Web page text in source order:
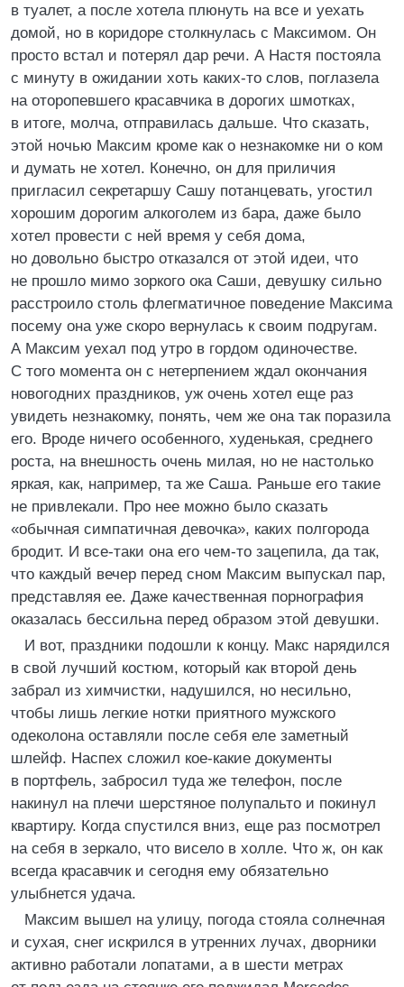
в туалет, а после хотела плюнуть на все и уехать
домой, но в коридоре столкнулась с Максимом. Он
просто встал и потерял дар речи. А Настя постояла
с минуту в ожидании хоть каких-то слов, поглазела
на оторопевшего красавчика в дорогих шмотках,
в итоге, молча, отправилась дальше. Что сказать,
этой ночью Максим кроме как о незнакомке ни о ком
и думать не хотел. Конечно, он для приличия
пригласил секретаршу Сашу потанцевать, угостил
хорошим дорогим алкоголем из бара, даже было
хотел провести с ней время у себя дома,
но довольно быстро отказался от этой идеи, что
не прошло мимо зоркого ока Саши, девушку сильно
расстроило столь флегматичное поведение Максима
посему она уже скоро вернулась к своим подругам.
А Максим уехал под утро в гордом одиночестве.
С того момента он с нетерпением ждал окончания
новогодних праздников, уж очень хотел еще раз
увидеть незнакомку, понять, чем же она так поразила
его. Вроде ничего особенного, худенькая, среднего
роста, на внешность очень милая, но не настолько
яркая, как, например, та же Саша. Раньше его такие
не привлекали. Про нее можно было сказать
«обычная симпатичная девочка», каких полгорода
бродит. И все-таки она его чем-то зацепила, да так,
что каждый вечер перед сном Максим выпускал пар,
представляя ее. Даже качественная порнография
оказалась бессильна перед образом этой девушки.
И вот, праздники подошли к концу. Макс нарядился
в свой лучший костюм, который как второй день
забрал из химчистки, надушился, но несильно,
чтобы лишь легкие нотки приятного мужского
одеколона оставляли после себя еле заметный
шлейф. Наспех сложил кое-какие документы
в портфель, забросил туда же телефон, после
накинул на плечи шерстяное полупальто и покинул
квартиру. Когда спустился вниз, еще раз посмотрел
на себя в зеркало, что висело в холле. Что ж, он как
всегда красавчик и сегодня ему обязательно
улыбнется удача.
Максим вышел на улицу, погода стояла солнечная
и сухая, снег искрился в утренних лучах, дворники
активно работали лопатами, а в шести метрах